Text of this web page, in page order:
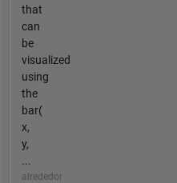
that
can
be
visualized
using
the
bar(
x,
y,
...
alrededor